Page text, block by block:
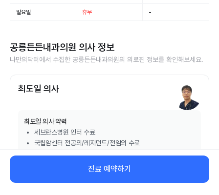
일요일 휴무 -
공릉든든내과의원 의사 정보
나만의닥터에서 수집한 공릉든든내과의원의 의료진 정보를 확인해보세요.
최도일 의사
최도일 의사 약력
세브란스병원 인터 수료
국립암센터 전공의/레지던트/전임의 수료
비대면 진료 예약하기
진료 예약하기